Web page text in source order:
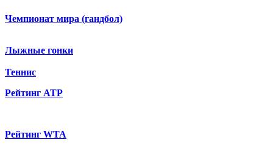
Чемпионат мира (гандбол)
Лыжные гонки
Теннис
Рейтинг ATP
Рейтинг WTA